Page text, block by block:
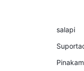
salapi